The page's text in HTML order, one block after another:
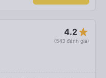
4.2 star_rate
(543 đánh giá)